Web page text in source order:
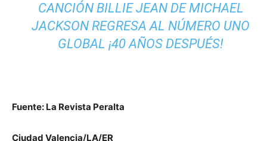
CANCIÓN BILLIE JEAN DE MICHAEL
JACKSON REGRESA AL NÚMERO UNO
GLOBAL ¡40 AÑOS DESPUÉS!
Fuente: La Revista Peralta
Ciudad Valencia/LA/ER